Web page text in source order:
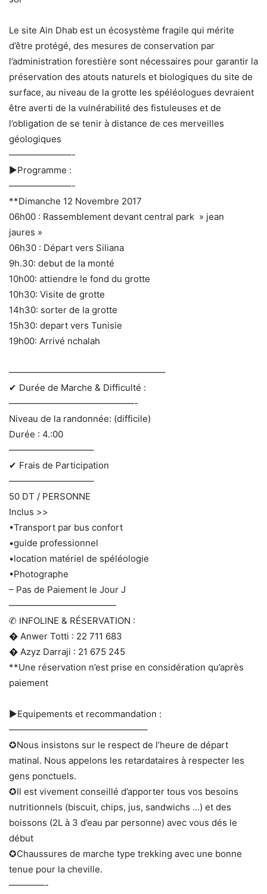
Le site Ain Dhab est un écosystème fragile qui mérite
d’être protégé, des mesures de conservation par
l’administration forestière sont nécessaires pour garantir la
préservation des atouts naturels et biologiques du site de
surface, au niveau de la grotte les spéléologues devraient
être averti de la vulnérabilité des fistuleuses et de
l’obligation de se tenir à distance de ces merveilles
géologiques
———————-
►Programme :
———————-
**Dimanche 12 Novembre 2017
06h00 : Rassemblement devant central park » jean
jaures »
06h30 : Départ vers Siliana
9h.30: debut de la monté
10h00: attiendre le fond du grotte
10h30: Visite de grotte
14h30: sorter de la grotte
15h30: depart vers Tunisie
19h00: Arrivé nchalah
—————————————————–
✔ Durée de Marche & Difficulté :
——————————————-
Niveau de la randonnée: (difficile)
Durée : 4.:00
—————————–
✔ Frais de Participation
—————————–
50 DT / PERSONNE
Inclus >>
•Transport par bus confort
•guide professionnel
•location matériel de spéléologie
•Photographe
– Pas de Paiement le Jour J
————————————
✆ INFOLINE & RÉSERVATION :
� Anwer Totti : 22 711 683
� Azyz Darraji : 21 675 245
**Une réservation n’est prise en considération qu’après
paiement
►Equipements et recommandation :
———————————————–
✪Nous insistons sur le respect de l’heure de départ
matinal. Nous appelons les retardataires à respecter les
gens ponctuels.
✪Il est vivement conseillé d’apporter tous vos besoins
nutritionnels (biscuit, chips, jus, sandwichs …) et des
boissons (2L à 3 d’eau par personne) avec vous dés le
début
✪Chaussures de marche type trekking avec une bonne
tenue pour la cheville.
————-